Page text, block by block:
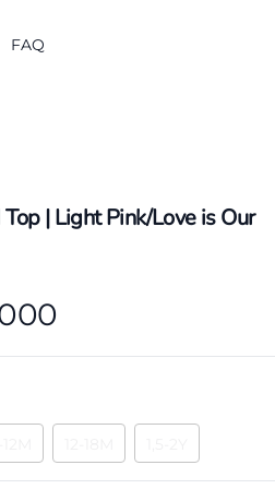
FAQ
| Light Pink/Love is Our